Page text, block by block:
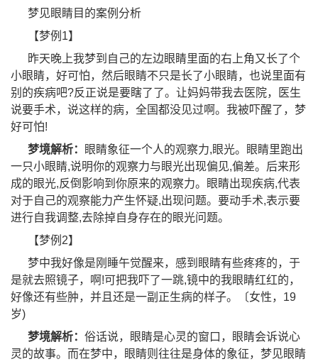
梦见眼睛目的案例分析
【梦例1】
昨天晚上我梦到自己的左边眼睛里面的右上角又长了个
小眼睛，好可怕，然后眼睛不只是长了小眼睛，也说里面有
别的疾病吧?反正说是要瞎了了。让妈妈带我去医院，医生
说要手术，说这样的病，全国都没见过啊。我被吓醒了，梦
好可怕!
梦境解析：
眼睛象征一个人的观察力,眼光。眼睛里跑出
一只小眼睛,说明你的观察力与眼光出现偏见,偏差。后来形
成的眼光,反倒影响到你原来的观察力。眼睛出现疾病,代表
对于自己的观察能力产生怀疑,出现问题。要动手术,表示要
进行自我调整,去除掉自身存在的眼光问题。
【梦例2】
梦中我好像是刚睡午觉醒来，感到眼睛有些疼疼的，于
是就去照镜子，啊!可把我吓了一跳,镜中的我眼睛红红的，
好像还有些肿，并且还是一副正生病的样子。〔女性，19
岁)
梦境解析： 俗话说，眼睛是心灵的窗口，眼睛会诉说心
灵的故事。而在梦中，眼睛则往往是身体的象征，梦见眼睛